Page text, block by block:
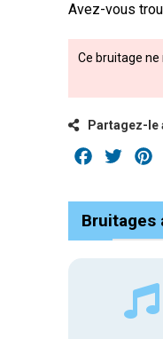
Avez-vous
Ce bruitage
Partagez-le
Facebook
Twitter
Bruitages